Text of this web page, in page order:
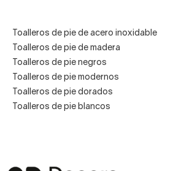
Toalleros de pie de acero inoxidable
Toalleros de pie de madera
Toalleros de pie negros
Toalleros de pie modernos
Toalleros de pie dorados
Toalleros de pie blancos